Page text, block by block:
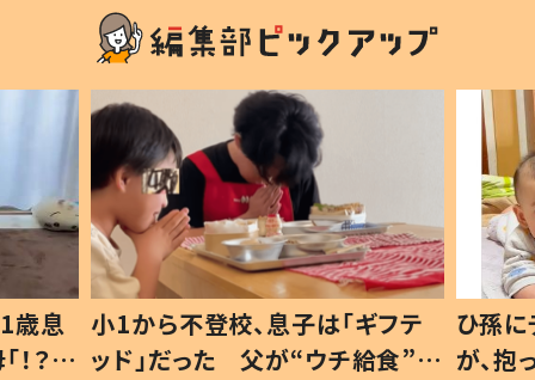
歳息
？」
小1から不登校、息子は「ギフテ
ッド」だった 父が“ウチ給食”を
ひ孫
が、